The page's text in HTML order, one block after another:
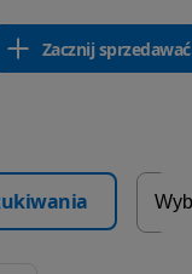
Zacznij sprzedawać